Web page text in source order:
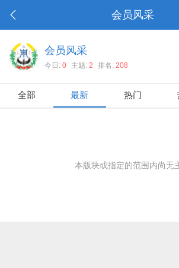
会员风采
会员风采
今日: 0 主题: 2 排名: 208
全部 最新 热门
本版块或指定的范围内尚无